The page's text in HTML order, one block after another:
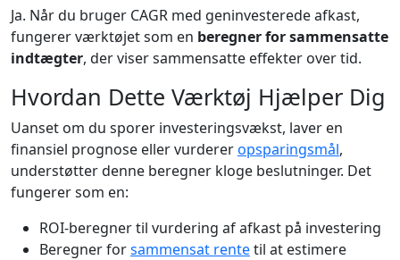
Ja. Når du bruger CAGR med geninvesterede afkast,
fungerer værktøjet som en beregner for sammensatte
indtægter, der viser sammensatte effekter over tid.
Hvordan Dette Værktøj Hjælper Dig
Uanset om du sporer investeringsvækst, laver en
finansiel prognose eller vurdereropsparingsmål,
understøtter denne beregner kloge beslutninger. Det
fungerer som en:
ROI-beregner til vurdering af afkast på investering
Beregner forsammensat rentetil at estimere